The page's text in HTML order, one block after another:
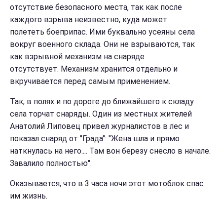
отсутствие безопасного места, так как после
каждого взрыва неизвестно, куда может
полететь боеприпас. Ими буквально усеяны села
вокруг военного склада. Они не взрываются, так
как взрывной механизм на снаряде
отсутствует. Механизм хранится отдельно и
вкручивается перед самым применением.
Так, в полях и по дороге до ближайшего к складу
села торчат снаряды. Один из местных жителей
Анатолий Липовец привел журналистов в лес и
показал снаряд от "Града": "Жена шла и прямо
наткнулась на него.... Там вон березу снесло в начале.
Завалило полностью".
Оказывается, что в 3 часа ночи этот мотоблок спас
им жизнь.